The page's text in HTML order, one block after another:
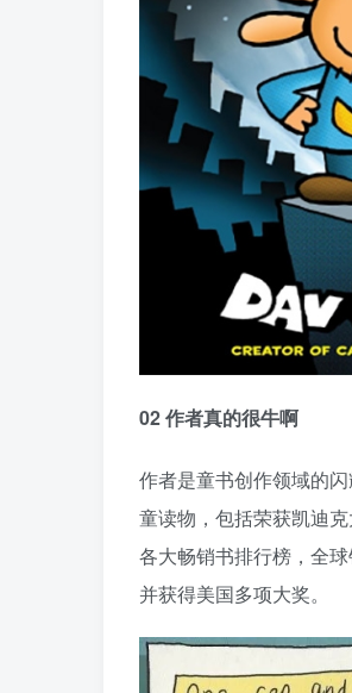
02 作者真的很牛啊
作者是童书创作领域的
童读物，包括荣获凯迪
各大畅销书排行榜，全
并获得美国多项大奖。